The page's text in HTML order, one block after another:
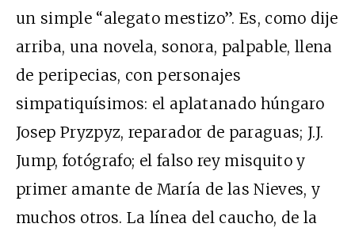
un simple “alegato mestizo”. Es, como dije
arriba, una novela, sonora, palpable, llena
de peripecias, con personajes
simpatiquísimos: el aplatanado húngaro
Josep Pryzpyz, reparador de paraguas; J.J.
Jump, fotógrafo; el falso rey misquito y
primer amante de María de las Nieves, y
muchos otros. La línea del caucho, de la